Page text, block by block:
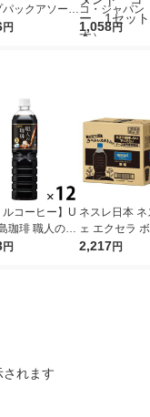
パックアソート
1箱(40袋
円
コ・ジャパ
ティンカフ
1,058円
ルコーヒー】U
珈琲 職人の珈
900ml 1箱（1
円
ネスレ日本
ェ エクセラ
ーヒー 無糖
2,217円
れます